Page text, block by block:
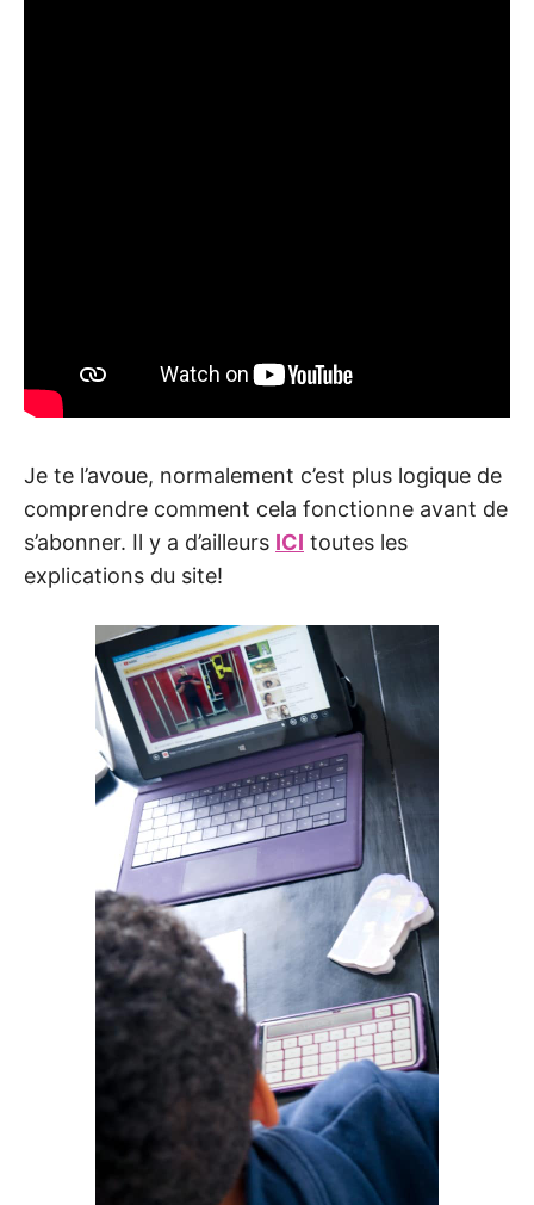
Je te l’avoue, normalement c’est plus logique de
comprendre comment cela fonctionne avant de
s’abonner. Il y a d’ailleurs ICI toutes les
explications du site!